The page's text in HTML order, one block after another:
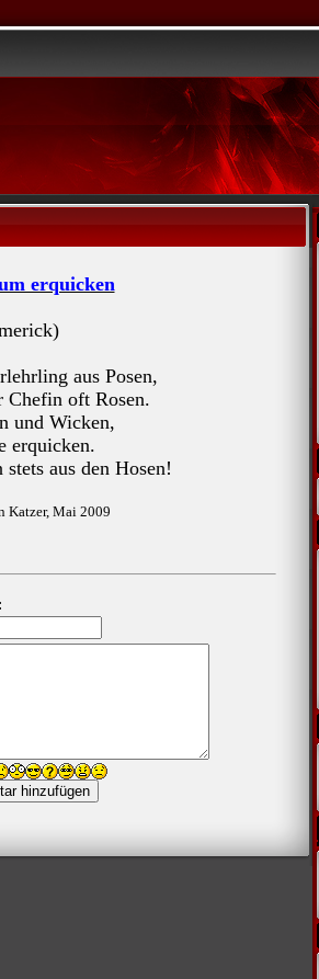
erquicken
aus Posen,
Chefin oft Rosen.
und Wicken,
erquicken.
aus den Hosen!
Katzer, Mai 2009